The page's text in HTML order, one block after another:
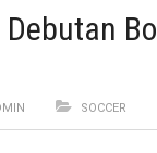
SOCCER